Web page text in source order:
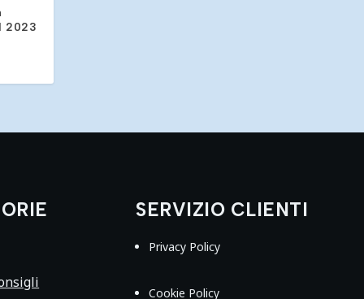
2023
SERVIZIO CLIENTI
Privacy Policy
Cookie Policy